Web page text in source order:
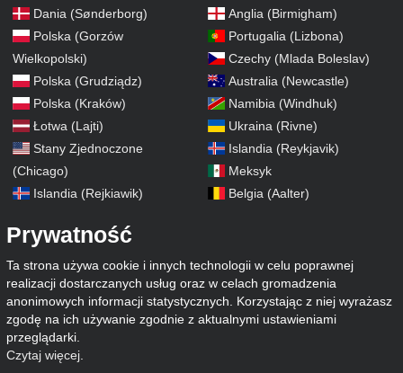
Dania (Sønderborg)
Polska (Gorzów
Wielkopolski)
Polska (Grudziądz)
Polska (Kraków)
Łotwa (Lajti)
Stany Zjednoczone
(Chicago)
Islandia (Rejkiawik)
Anglia (Birmigham)
Portugalia (Lizbona)
Czechy (Mlada Boleslav)
Australia (Newcastle)
Namibia (Windhuk)
Ukraina (Rivne)
Islandia (Reykjavik)
Meksyk
Belgia (Aalter)
Prywatność
Ta strona używa cookie i innych technologii w celu poprawnej
realizacji dostarczanych usług oraz w celach gromadzenia
anonimowych informacji statystycznych. Korzystając z niej wyrażasz
zgodę na ich używanie zgodnie z aktualnymi ustawieniami
przeglądarki.
Czytaj więcej